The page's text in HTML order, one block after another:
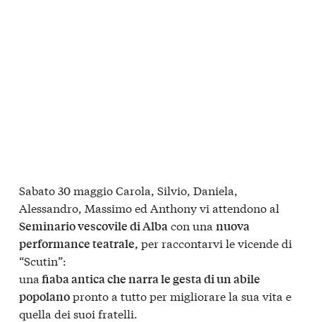
Sabato 30 maggio Carola, Silvio, Daniela,
Alessandro, Massimo ed Anthony vi attendono al
Seminario vescovile di Albacon una nuova
performance teatrale, per raccontarvi le vicende di
“Scutin”:
una fiaba antica che narra le gesta di un abile
popolanopronto a tutto per migliorare la sua vita e
quella dei suoi fratelli.